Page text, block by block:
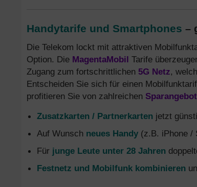
Handytarife und Smartphones –
Die Telekom lockt mit attraktiven
Option. Die MagentaMobil Tarife
Zugang zum fortschrittlichen 5G Netz,
Entscheiden Sie sich für einen
profitieren Sie von zahlreichen
Zusatzkarten / Partnerkarten jetzt
Auf Wunsch neues Handy (z.B. iPhone /
Für junge Leute unter 28 Jahren
Festnetz und Mobilfunk kombinieren